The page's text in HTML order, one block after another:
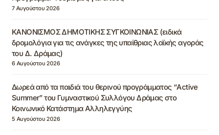
7 Αυγούστου 2026
ΚΑΝΟΝΙΣΜΟΣ ΔΗΜΟΤΙΚΗΣ ΣΥΓΚΟΙΝΩΝΙΑΣ (ειδικά
δρομολόγια για τις ανάγκες της υπαίθριας λαϊκής αγοράς
του Δ. Δράμας)
6 Αυγούστου 2026
Δωρεά από τα παιδιά του θερινού προγράμματος “Active
Summer” του Γυμναστικού Συλλόγου Δράμας στο
Κοινωνικό Κατάστημα Αλληλεγγύης
5 Αυγούστου 2026